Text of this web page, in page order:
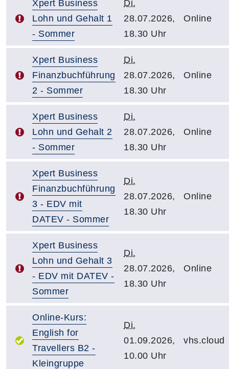
Xpert Business
Lohn und Gehalt 1
- Sommer
Di.
28.07.2026,
18.30 Uhr
Online
Xpert Business
Finanzbuchführung
2 - Sommer
Di.
28.07.2026,
18.30 Uhr
Online
Xpert Business
Lohn und Gehalt 2
- Sommer
Di.
28.07.2026,
18.30 Uhr
Online
Xpert Business
Finanzbuchführung
3 - EDV mit
DATEV - Sommer
Di.
28.07.2026,
18.30 Uhr
Online
Xpert Business
Lohn und Gehalt 3
- EDV mit DATEV -
Sommer
Di.
28.07.2026,
18.30 Uhr
Online
Online-Kurs:
English for
Travellers B2 -
Kleingruppe
Di.
01.09.2026,
10.00 Uhr
vhs.cloud